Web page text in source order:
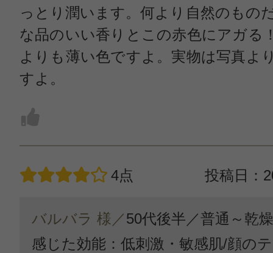
っとり潤います。何より自然のもの
な品のいい香りとこの赤色にアガる
よりも薄い色ですよ。実物は写真よ
すよ。
4点 投稿日：
バルバラ 様／50代後半／普通～乾
感じた効能：低刺激・敏感肌/顔の